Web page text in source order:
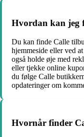
Hvordan kan jeg
Du kan finde Calle
hjemmeside eller ved
også holde øje med
eller tjekke online
du følge Calle
opdateringer om
Hvornår finder